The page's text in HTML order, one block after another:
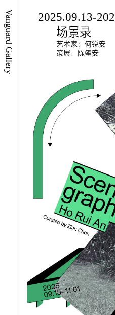
Vanguard Gallery
2025.09.13-
场景录
艺术家：何锐安
策展：陈玺安